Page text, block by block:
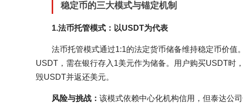
稳定币的三大模式与锚定机制
1.法币托管模式：以USDT为代表
法币托管模式通过1:1的法定货币储备维持稳定币价
USDT，需在银行存入1美元作为储备。用户购买USDT时
毁USDT并返还美元。
风险与挑战： 该模式依赖中心化机构信用，但泰达公